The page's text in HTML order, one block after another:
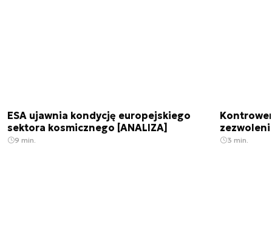
ESA ujawnia kondycję europejskiego
sektora kosmicznego [ANALIZA]
9 min. 3 min.